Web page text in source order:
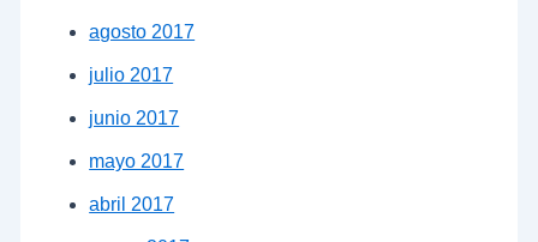
agosto 2017
julio 2017
junio 2017
mayo 2017
abril 2017